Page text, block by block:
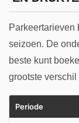
Parkeertarieven
seizoen. De
beste kunt
grootste verschil
Periode